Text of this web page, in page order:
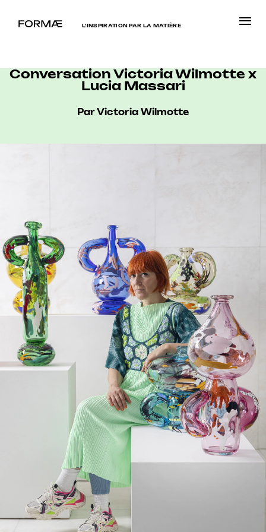
L’INSPIRATION PAR LA MATIÈRE
Conversation Victoria Wilmotte x
Lucia Massari
Par Victoria Wilmotte